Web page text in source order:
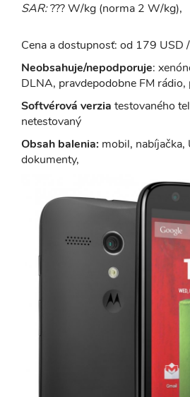
SAR:??? W/kg (norma 2 W/kg),
Cena a dostupnosť: od 179 USD
Neobsahuje/nepodporuje:
DLNA, pravdepodobne FM rádio,
Softvérová verzia testovaného
netestovaný
Obsah balenia: mobil, nabíjačka,
dokumenty,